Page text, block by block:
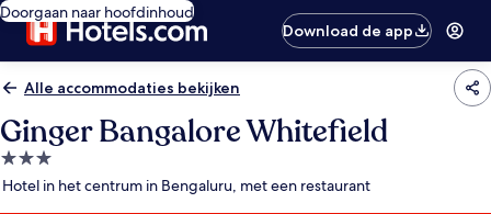
Doorgaan naar hoofdinhoud
Download de app
Alle accommodaties bekijken
Ginger Bangalore Whitefield
3.0-
sterrenaccommodatie
Hotel in het centrum in Bengaluru, met een restaurant